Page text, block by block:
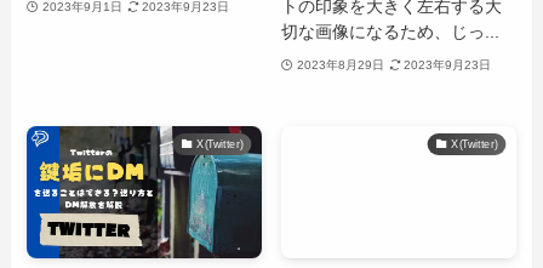
2023年9月1日 2023年9月23日
トの印象を大きく左右する大
切な画像になるため、じっ...
2023年8月29日 2023年9月23日
X(Twitter) X(Twitter)